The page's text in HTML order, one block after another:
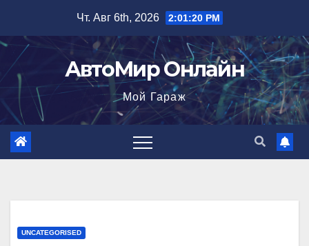
содержимому
Чт. Авг 6th, 2026 2:01:21 PM
АвтоМир Онлайн
Мой Гараж
UNCATEGORISED